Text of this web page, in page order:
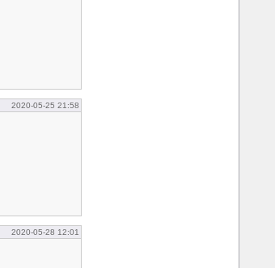
2020-05-25 21:58
2020-05-28 12:01